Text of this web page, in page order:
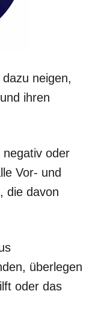
neigen,
ihren
oder
Vor- und
die davon
überlegen
oder das